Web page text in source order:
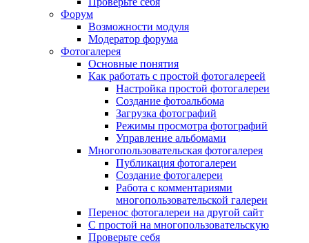
Форум
Возможности модуля
Модератор форума
Фотогалерея
Основные понятия
Как работать с простой фотогалереей
Настройка простой фотогалереи
Создание фотоальбома
Загрузка фотографий
Режимы просмотра фотографий
Управление альбомами
Многопользовательская фотогалерея
Публикация фотогалереи
Создание фотогалереи
Работа с комментариями
многопользовательской галереи
Перенос фотогалереи на другой сайт
С простой на многопользовательскую
Проверьте себя